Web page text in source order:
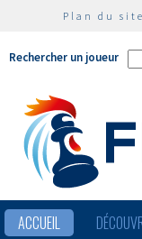
Plan du site
Rechercher un joueur
ACCUEIL